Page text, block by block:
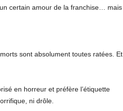
certain amour de la franchise… mais
sont absolument toutes ratées. Et
en horreur et préfère l’étiquette
ni drôle.